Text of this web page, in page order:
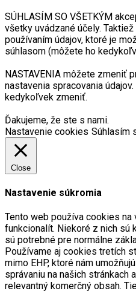
SÚHLASÍM SO VŠETKÝM
všetky uvádzané účely.
používaním údajov, ktoré je
súhlasom (môžete ho
NASTAVENIA môžete zmeniť
nastavenia spracovania
kedykoľvek zmeniť.
Ďakujeme, že ste s nami.
Nastavenie cookies Súhlasím
Close
Nastavenie súkromia
Tento web používa cookies
funkcionalít. Niekoré z nich sú
sú potrebné pre normálne
Používame aj cookies tretích
mimo EHP, ktoré nám
správaniu na našich
relevantný komerčný obsah.